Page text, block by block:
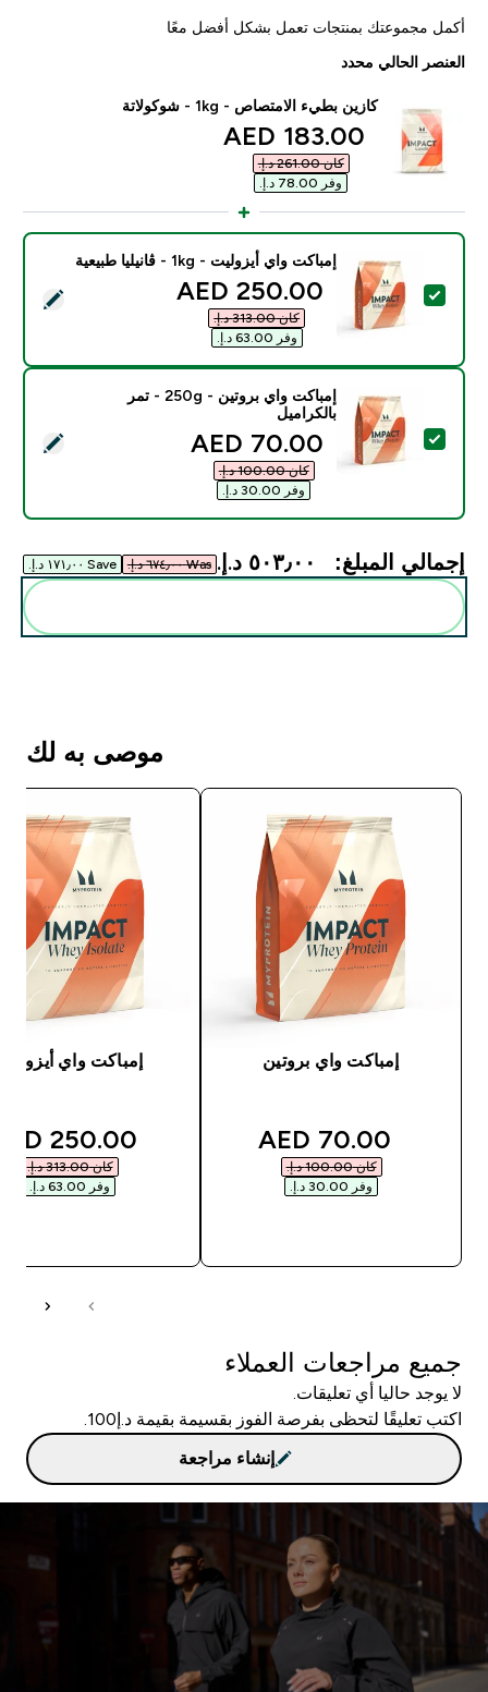
أكمل مجموعتك بمنتجات تعمل بشكل أفضل معًا
العنصر الحالي محدد
كازين بطيء الامتصاص - 1kg - شوكولاتة
discounted price
183.00 AED‎
كان ‏261.00 د.إ.‏‎
وفر ‏78.00 د.إ.‏‎
تحديد هذا المنتج - إمباكت واي أيزوليت - 1kg - ڤانيليا طبيعية
إمباكت واي أيزوليت - 1kg - ڤانيليا طبيعية
discounted price
250.00 AED‎
كان ‏313.00 د.إ.‏‎
وفر ‏63.00 د.إ.‏‎
تحديد هذا المنتج - إمباكت واي بروتين - 250g - تمر بالكراميل
إمباكت واي بروتين - 250g - تمر
بالكراميل
discounted price
70.00 AED‎
كان ‏100.00 د.إ.‏‎
وفر ‏30.00 د.إ.‏‎
إجمالي المبلغ: ٥٠٣٫٠٠ د.إ.‏‎ Was ٦٧٤٫٠٠ د.إ.‏‎ Save ١٧١٫٠٠ د.إ.‏‎
موصى به لك
إمباكت واي بروتين
discounted price
70.00 AED‎
كان ‏100.00 د.إ.‏‎
وفر ‏30.00 د.إ.‏‎
إمباكت واي
price
250.00 AED‎
كان ‏313.00 د.إ.‏‎
وفر ‏63.00 د.إ.‏‎
جميع مراجعات العملاء
لا يوجد حاليا أي تعليقات.
اكتب تعليقًا لتحظى بفرصة الفوز بقسيمة بقيمة د.إ100.
إنشاء مراجعة